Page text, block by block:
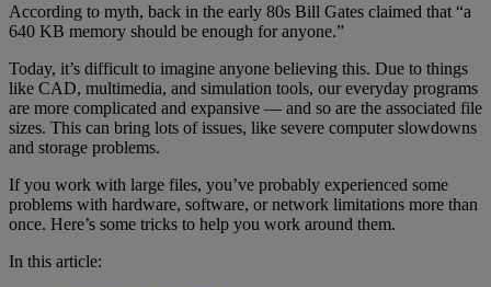
According to myth, back in the early 80s Bill Gates claimed that “a
640 KB memory should be enough for anyone.”
Today, it’s difficult to imagine anyone believing this. Due to things
like CAD, multimedia, and simulation tools, our everyday programs
are more complicated and expansive — and so are the associated file
sizes. This can bring lots of issues, like severe computer slowdowns
and storage problems.
If you work with large files, you’ve probably experienced some
problems with hardware, software, or network limitations more than
once. Here’s some tricks to help you work around them.
In this article: